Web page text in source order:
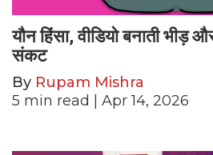
यौन हिंसा, वीडियो बनाती भीड़
संकट
By Rupam Mishra
5 min read | Apr 14, 2026